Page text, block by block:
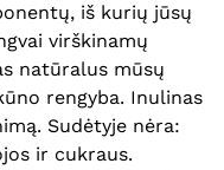
iš kurių jūsų
virškinamų
natūralus mūsų
rengyba. Inulinas
Sudėtyje nėra:
ir cukraus.